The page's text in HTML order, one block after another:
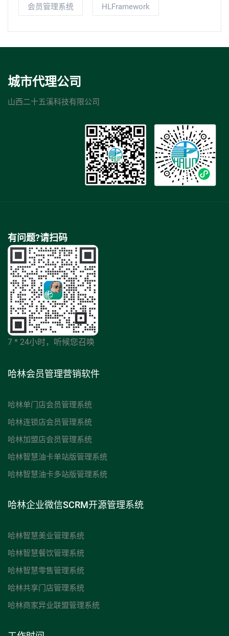
会员管理系统 HLFramework
城市代理公司
山西二十五溪科技有限公司
有问题?请扫码
7 * 24小时，听候您召唤
哈林会员管理营销软件
哈林单门店会员管理系统
哈林连锁店会员管理系统
哈林加盟店会员管理系统
哈林智慧油卡单站版管理系统
哈林智慧油卡多站版管理系统
哈林企业微信SCRM开源管理系统
哈林智慧美业管理系统
哈林智慧餐饮管理系统
哈林智慧零售管理系统
哈林共享门店管理系统
哈林商家异业联盟管理系统